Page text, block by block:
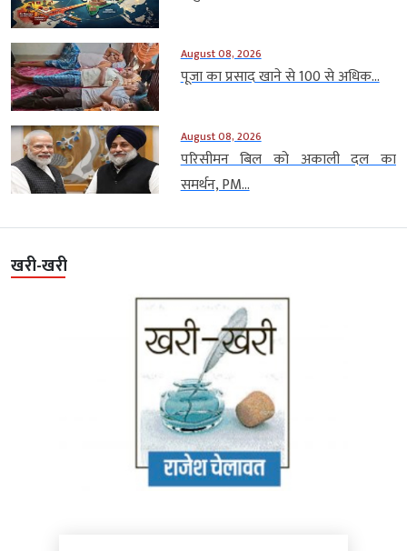
August 08, 2026
पूजा का प्रसाद खाने से 100 से अधिक...
August 08, 2026
परिसीमन बिल को अकाली दल का
समर्थन, PM...
खरी-खरी